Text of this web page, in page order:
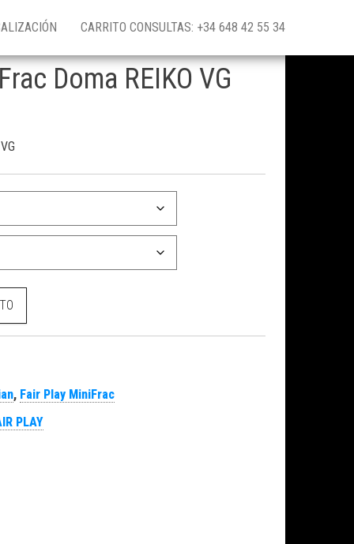
CARRITO CONSULTAS: +34 648 42 55 34
Doma REIKO VG
VG cantidad
, Fair Play MiniFrac
PLAY